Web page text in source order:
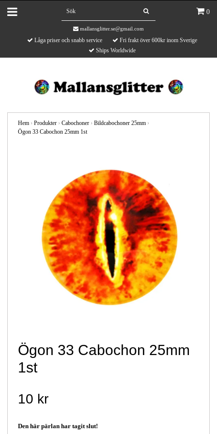
0
mallansglitter.se@gmail.com
Låga priser och snabb service
Fri frakt över 600kr inom Sverige
Ships Worldwide
Hem › Produkter › Cabochoner › Bildcabochoner 25mm ›
Ögon 33 Cabochon 25mm 1st
Ögon 33 Cabochon 25mm
1st
10 kr
Den här pärlan har tagit slut!